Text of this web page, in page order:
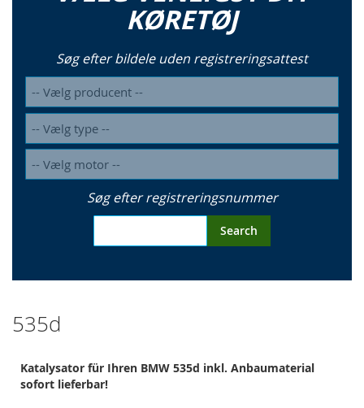
KØRETØJ
Søg efter bildele uden registreringsattest
Søg efter registreringsnummer
Search
535d
Katalysator für Ihren BMW 535d inkl. Anbaumaterial
sofort lieferbar!